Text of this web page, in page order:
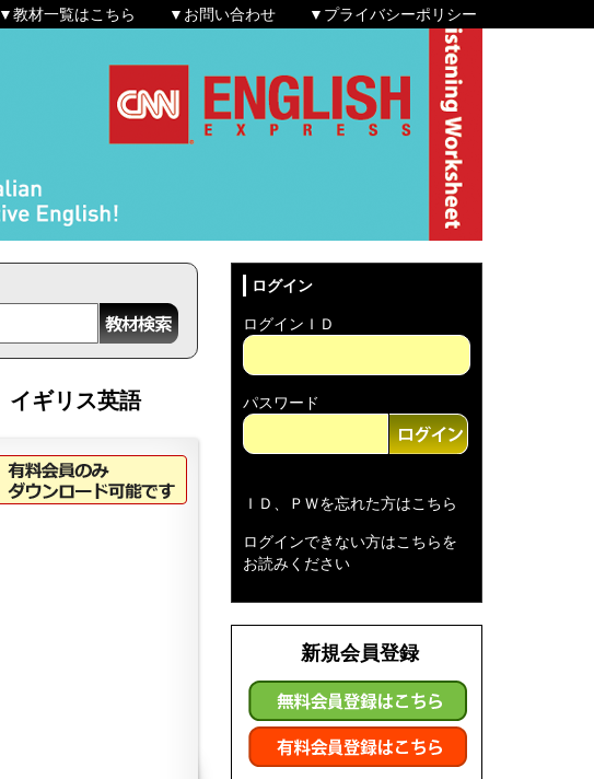
▼プライバシーポリシー
▼お問い合わせ
▼教材一覧はこちら
ログイン
ログインＩＤ
パスワード
ＩＤ、ＰＷを忘れた方はこちら
ログインできない方はこちらを
お読みください
新規会員登録
イギリス英語